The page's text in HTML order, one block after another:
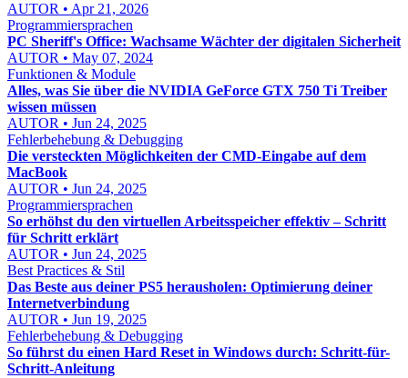
AUTOR • Apr 21, 2026
Programmiersprachen
PC Sheriff's Office: Wachsame Wächter der digitalen Sicherheit
AUTOR • May 07, 2024
Funktionen & Module
Alles, was Sie über die NVIDIA GeForce GTX 750 Ti Treiber
wissen müssen
AUTOR • Jun 24, 2025
Fehlerbehebung & Debugging
Die versteckten Möglichkeiten der CMD-Eingabe auf dem
MacBook
AUTOR • Jun 24, 2025
Programmiersprachen
So erhöhst du den virtuellen Arbeitsspeicher effektiv – Schritt
für Schritt erklärt
AUTOR • Jun 24, 2025
Best Practices & Stil
Das Beste aus deiner PS5 herausholen: Optimierung deiner
Internetverbindung
AUTOR • Jun 19, 2025
Fehlerbehebung & Debugging
So führst du einen Hard Reset in Windows durch: Schritt-für-
Schritt-Anleitung